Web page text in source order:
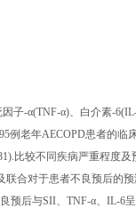
子-α(TNF-α)、白介素-
例老年AECOPD患者的
比较不同疾病严重程度
联合对于患者不良预后的
预后与SII、TNF-α、IL-